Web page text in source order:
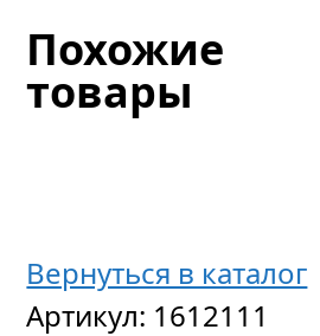
Вернуться в каталог
Артикул: 1612111
Похожие
товары